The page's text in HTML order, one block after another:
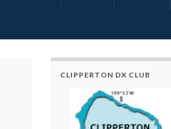
CLIPPERTON DX CLUB